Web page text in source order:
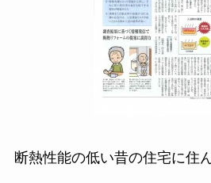
断熱性能の低い昔の住宅に住